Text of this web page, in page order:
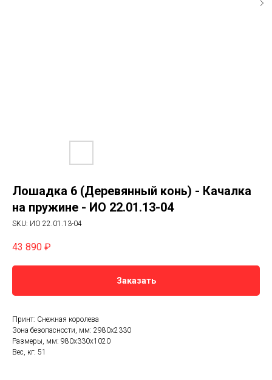
Лошадка 6 (Деревянный конь) - Качалка
на пружине - ИО 22.01.13-04
SKU: ИО 22.01.13-04
43 890 ₽
Заказать
Принт: Снежная королева
Зона безопасности, мм: 2980х2330
Размеры, мм: 980x330x1020
Вес, кг: 51